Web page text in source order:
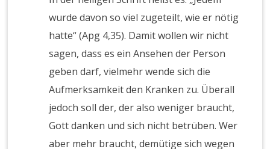
wurde davon so viel zugeteilt, wie er nötig
hatte“ (Apg 4,35). Damit wollen wir nicht
sagen, dass es ein Ansehen der Person
geben darf, vielmehr wende sich die
Aufmerksamkeit den Kranken zu. Überall
jedoch soll der, der also weniger braucht,
Gott danken und sich nicht betrüben. Wer
aber mehr braucht, demütige sich wegen